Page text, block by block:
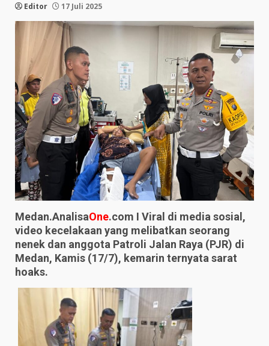
Editor 17 Juli 2025
Medan.AnalisaOne.com I Viral di media sosial,
video kecelakaan yang melibatkan seorang
nenek dan anggota Patroli Jalan Raya (PJR) di
Medan, Kamis (17/7), kemarin ternyata sarat
hoaks.